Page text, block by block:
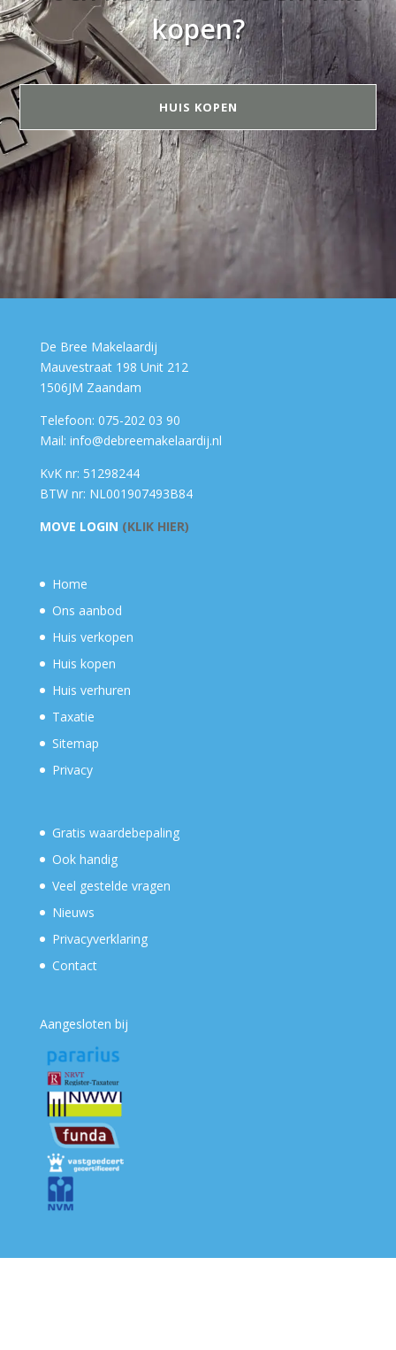
kopen?
HUIS KOPEN
De Bree Makelaardij
Mauvestraat 198 Unit 212
1506JM Zaandam
Telefoon: 075-202 03 90
Mail: info@debreemakelaardij.nl
KvK nr: 51298244
BTW nr: NL001907493B84
MOVE LOGIN (KLIK HIER)
Home
Ons aanbod
Huis verkopen
Huis kopen
Huis verhuren
Taxatie
Sitemap
Privacy
Gratis waardebepaling
Ook handig
Veel gestelde vragen
Nieuws
Privacyverklaring
Contact
Aangesloten bij